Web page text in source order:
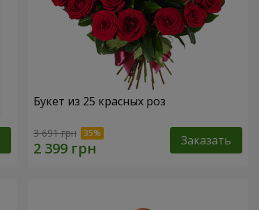
Букет из 25 красных роз
3 691 грн Заказать